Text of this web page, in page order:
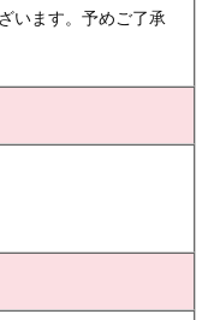
います。予めご了承